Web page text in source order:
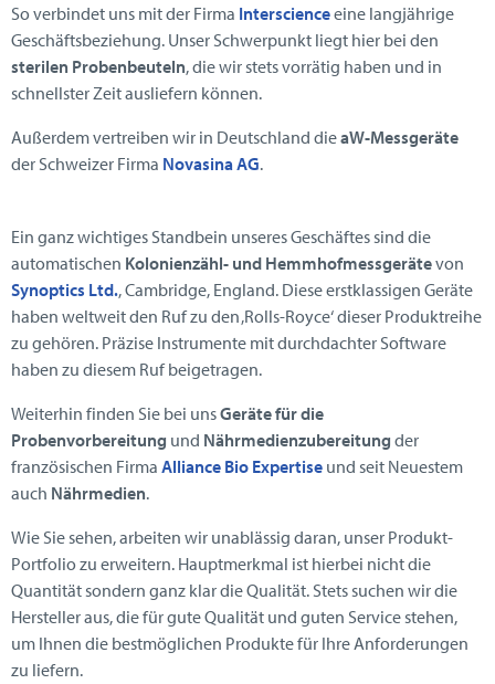
So verbindet uns mit der Firma Interscienceeine langjährige
Geschäftsbeziehung. Unser Schwerpunkt liegt hier bei den
sterilen Probenbeuteln, die wir stets vorrätig haben und in
schnellster Zeit ausliefern können.
Außerdem vertreiben wir in Deutschland dieaW-Messgeräte
der Schweizer Firma Novasina AG.
Ein ganz wichtiges Standbein unseres Geschäftes sind die
automatischen Kolonienzähl- und Hemmhofmessgerätevon
Synoptics Ltd., Cambridge, England. Diese erstklassigen Geräte
haben weltweit den Ruf zu den ‚Rolls-Royce‘ dieser Produktreihe
zu gehören. Präzise Instrumente mit durchdachter Software
haben zu diesem Ruf beigetragen.
Weiterhin finden Sie bei unsGeräte für die
Probenvorbereitung und Nährmedienzubereitungder
französischen Firma Alliance Bio Expertise und seit Neuestem
auch Nährmedien.
Wie Sie sehen, arbeiten wir unablässig daran, unser Produkt-
Portfolio zu erweitern. Hauptmerkmal ist hierbei nicht die
Quantität sondern ganz klar die Qualität. Stets suchen wir die
Hersteller aus, die für gute Qualität und guten Service stehen,
um Ihnen die bestmöglichen Produkte für Ihre Anforderungen
zu liefern.